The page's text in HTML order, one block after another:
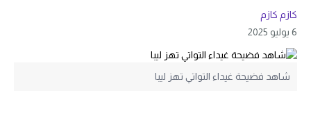
كازم كازم
6 يوليو 2025
شاهد فضيحة غيداء التواتي تهز ليبا